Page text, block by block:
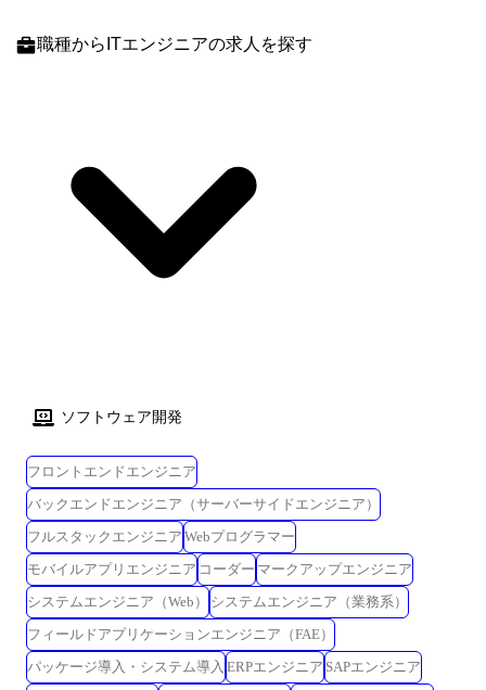
職種からITエンジニアの求人を探す
ソフトウェア開発
フロントエンドエンジニア
バックエンドエンジニア（サーバーサイドエンジニア）
フルスタックエンジニア Webプログラマー
モバイルアプリエンジニア コーダー マークアップエンジニア
システムエンジニア（Web）
システムエンジニア（業務系）
フィールドアプリケーションエンジニア（FAE）
パッケージ導入・システム導入 ERPエンジニア SAPエンジニア